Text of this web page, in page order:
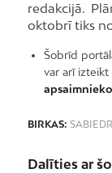
redakcijā.
oktobrī tiks
Šobrīd
var arī izteikt
BIRKAS:
Dalīties ar